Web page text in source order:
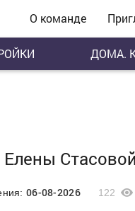
О команде
ДОМА.
Елены
06-08-2026 122